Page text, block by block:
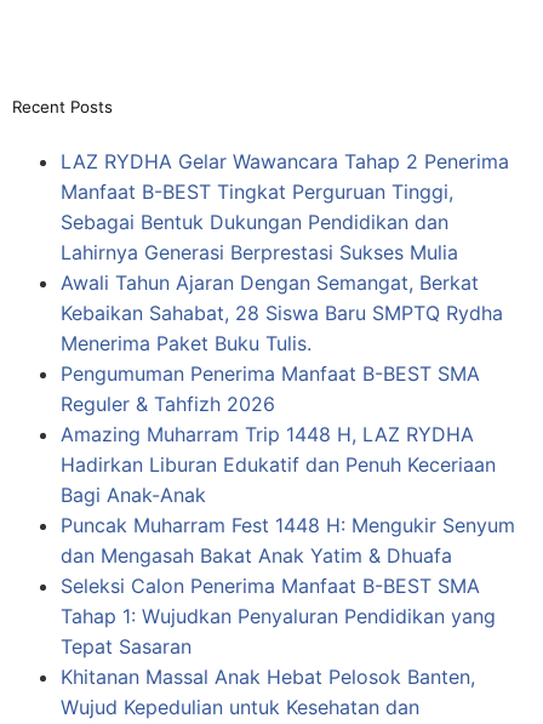
Recent Posts
LAZ RYDHA Gelar Wawancara Tahap 2 Penerima
Manfaat B-BEST Tingkat Perguruan Tinggi,
Sebagai Bentuk Dukungan Pendidikan dan
Lahirnya Generasi Berprestasi Sukses Mulia
Awali Tahun Ajaran Dengan Semangat, Berkat
Kebaikan Sahabat, 28 Siswa Baru SMPTQ Rydha
Menerima Paket Buku Tulis.
Pengumuman Penerima Manfaat B-BEST SMA
Reguler & Tahfizh 2026
Amazing Muharram Trip 1448 H, LAZ RYDHA
Hadirkan Liburan Edukatif dan Penuh Keceriaan
Bagi Anak-Anak
Puncak Muharram Fest 1448 H: Mengukir Senyum
dan Mengasah Bakat Anak Yatim & Dhuafa
Seleksi Calon Penerima Manfaat B-BEST SMA
Tahap 1: Wujudkan Penyaluran Pendidikan yang
Tepat Sasaran
Khitanan Massal Anak Hebat Pelosok Banten,
Wujud Kepedulian untuk Kesehatan dan